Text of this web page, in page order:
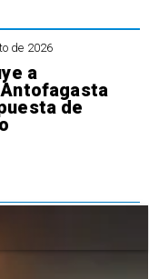
de 2026
a
de